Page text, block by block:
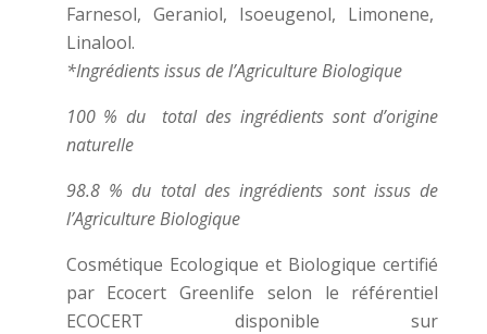
Farnesol, Geraniol, Isoeugenol, Limonene,
Linalool.
*Ingrédients issus de l’Agriculture Biologique
100 % du total des ingrédients sont d’origine
naturelle
98.8 % du total des ingrédients sont issus de
l’Agriculture Biologique
Cosmétique Ecologique et Biologique certifié
par Ecocert Greenlife selon le référentiel
ECOCERT disponible sur